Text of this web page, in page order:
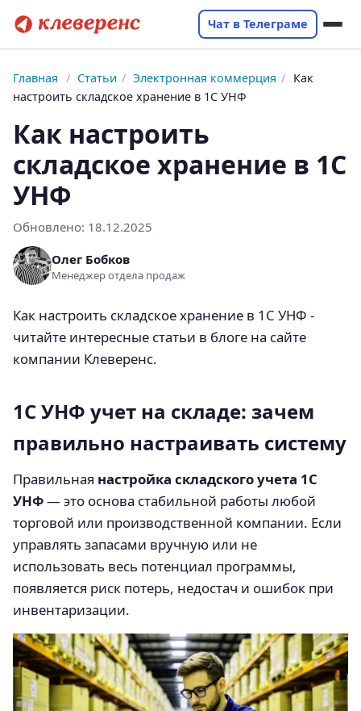
Чат в Телеграме
Главная / Статьи / Электронная коммерция / Как
настроить складское хранение в 1С УНФ
Как настроить
складское хранение в 1С
УНФ
Обновлено: 18.12.2025
Олег Бобков
Менеджер отдела продаж
Как настроить складское хранение в 1С УНФ -
читайте интересные статьи в блоге на сайте
компании Клеверенс.
1С УНФ учет на складе: зачем
правильно настраивать систему
Правильная настройка складского учета 1С
УНФ— это основа стабильной работы любой
торговой или производственной компании. Если
управлять запасами вручную или не
использовать весь потенциал программы,
появляется риск потерь, недостач и ошибок при
инвентаризации.